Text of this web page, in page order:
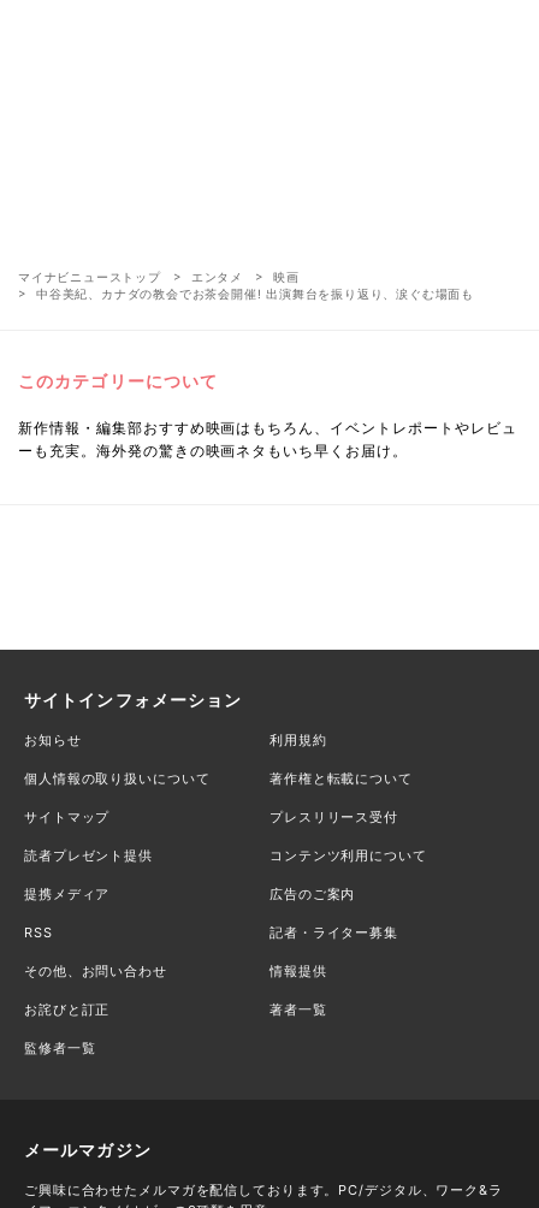
マイナビニューストップ エンタメ
映画
中谷美紀、カナダの教会でお茶会開催! 出演舞台を振り返り、涙ぐむ場面も
このカテゴリーについて
新作情報・編集部おすすめ映画はもちろん、イベントレポートやレビュ
ーも充実。海外発の驚きの映画ネタもいち早くお届け。
サイトインフォメーション
お知らせ 利用規約
個人情報の取り扱いについて 著作権と転載について
サイトマップ プレスリリース受付
読者プレゼント提供 コンテンツ利用について
提携メディア 広告のご案内
RSS 記者・ライター募集
その他、お問い合わせ 情報提供
お詫びと訂正 著者一覧
監修者一覧
メールマガジン
ご興味に合わせたメルマガを配信しております。PC/デジタル、ワーク&ラ